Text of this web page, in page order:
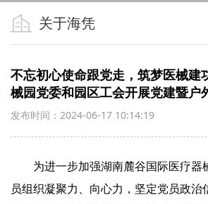
关于海凭
不忘初心使命跟党走，筑梦医械建
械园党委和园区工会开展党建暨户
发布时间：2024-06-17 10:14:19
为进一步加强湖南麓谷国际医疗器
员组织凝聚力、向心力，坚定党员政